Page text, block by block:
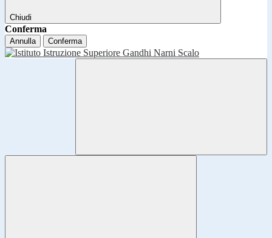
Chiudi
Conferma
Annulla Conferma